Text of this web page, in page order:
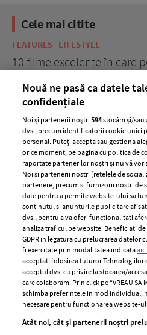
Cele mai citite
FEATURES LIFESTYLE
10 filme excelente în care
ELLE Style Awards
2024
Despre ELLE
Romania
Contact
Abonamente
Nouă ne pasă ca datele
confidențiale
Noi și partenerii noștri594stocăm și/
dvs., precum identificatorii cookie unici
personal. Puteți accepta sau gestiona
orice moment, pe pagina cu politica de
raportate partenerilor noștri și nu vă vor
Noi si partenerii nostri (retelele de
partenere, precum si furnizorii nostri de
date pentru a permite website-ului sa
continutul si anunturile publicitare
dvs., pentru a va oferi functionalitati
analiza traficul pe website. Beneficiati
GDPR in legatura cu prelucrarea datelor
fi exercitate prin modalitatea indicataaici
acceptati folosirea tuturor Tehnologiilor
acceptul dvs. cu privire la stocarea/
care colaboram. Prin click pe “VREAU SA
schimba preferintele in mod individual,
necesare pentru functionarea website-
Atât noi, cât și partenerii noștri